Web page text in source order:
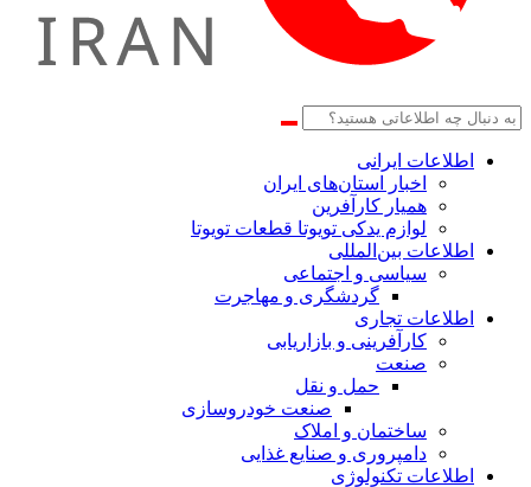
اطلاعات‌ ‎ایرانی
اخبار استان‌های ایران
همیار کارآفرین
لوازم یدکی تویوتا قطعات تویوتا
اطلاعات بین‌المللی
سیاسی و اجتماعی
گردشگری و مهاجرت
اطلاعات تجاری
کارآفرینی و بازاریابی
صنعت
حمل و نقل
صنعت خودروسازی
ساختمان و املاک
دامپروری و صنایع غذایی
اطلاعات تکنولوژی